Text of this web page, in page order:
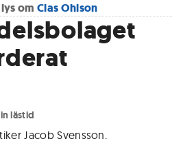
om Clas Ohlson
lästid
Jacob Svensson.